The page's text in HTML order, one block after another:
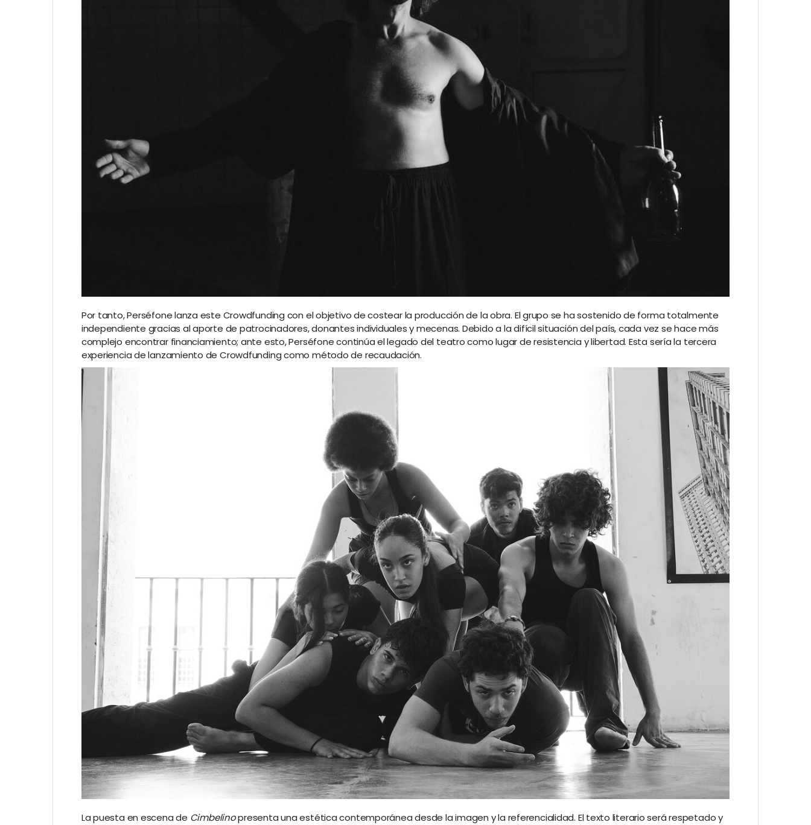
Por tanto, Perséfone lanza este Crowdfunding con el objetivo de costear la producción de la obra. El grupo se ha sostenido de forma totalmente
independiente gracias al aporte de patrocinadores, donantes individuales y mecenas. Debido a la difícil situación del país, cada vez se hace más
complejo encontrar financiamiento; ante esto, Perséfone continúa el legado del teatro como lugar de resistencia y libertad. Esta sería la tercera
experiencia de lanzamiento de Crowdfunding como método de recaudación.
La puesta en escena de Cimbelinopresenta una estética contemporánea desde la imagen y la referencialidad. El texto literario será respetado y